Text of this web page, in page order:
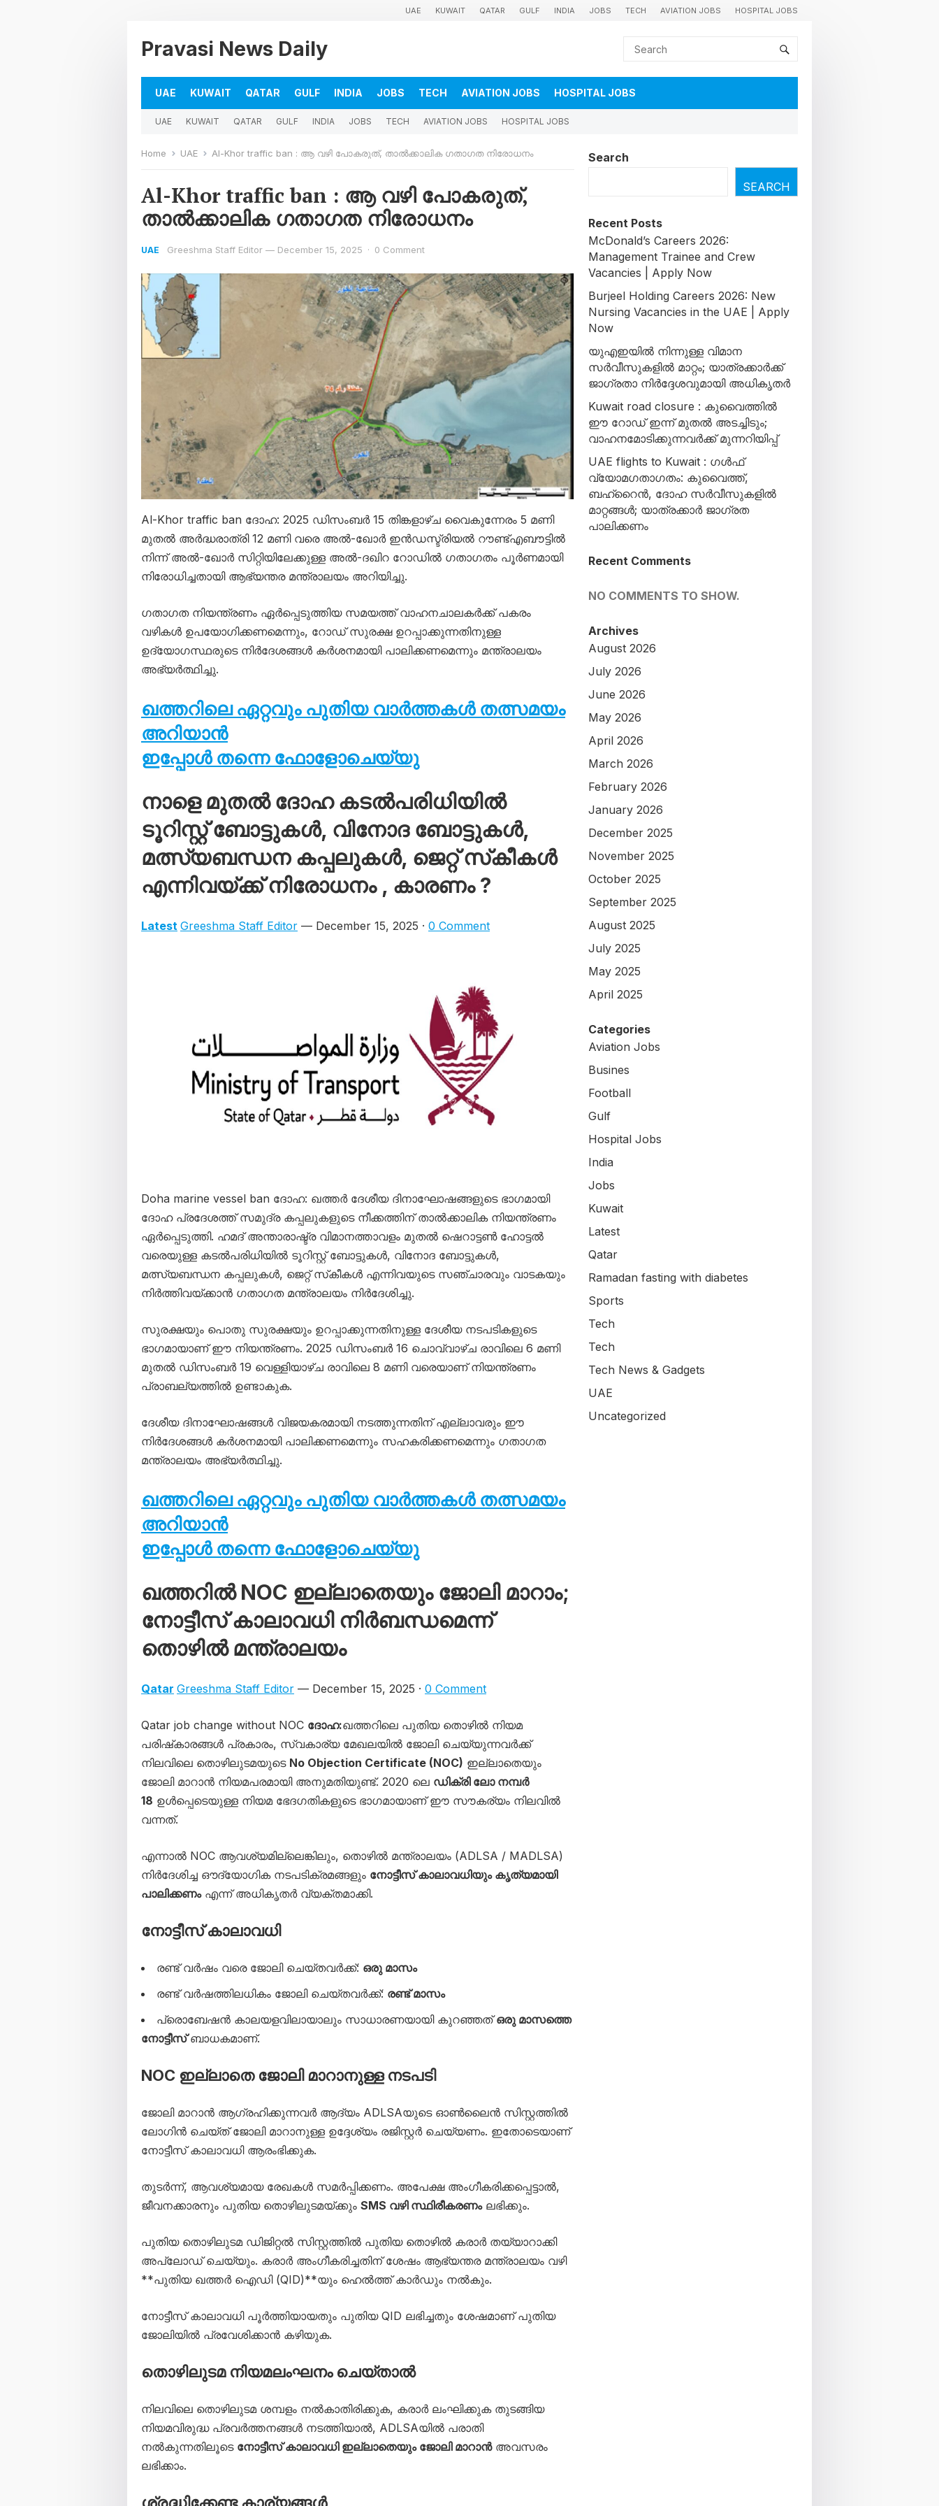
UAE KUWAIT QATAR GULF INDIA JOBS TECH AVIATION JOBS HOSPITAL JOBS
Pravasi News Daily
UAE KUWAIT QATAR GULF INDIA JOBS TECH AVIATION JOBS HOSPITAL JOBS
UAE KUWAIT QATAR GULF INDIA JOBS TECH AVIATION JOBS HOSPITAL JOBS
Home UAE Al-Khor traffic ban : ആ വഴി പോകരുത്, താൽക്കാലിക ഗതാഗത നിരോധനം
Al-Khor traffic ban : ആ വഴി പോകരുത്,
താൽക്കാലിക ഗതാഗത നിരോധനം
UAE Greeshma Staff Editor — December 15, 2025 · 0 Comment
Al-Khor traffic ban ദോഹ: 2025 ഡിസംബർ 15 തിങ്കളാഴ്ച വൈകുന്നേരം 5 മണി
മുതൽ അർദ്ധരാത്രി 12 മണി വരെ അൽ-ഖോർ ഇൻഡസ്ട്രിയൽ റൗണ്ട്എബൗട്ടിൽ
നിന്ന് അൽ-ഖോർ സിറ്റിയിലേക്കുള്ള അൽ-ദഖിറ റോഡിൽ ഗതാഗതം പൂർണമായി
നിരോധിച്ചതായി ആഭ്യന്തര മന്ത്രാലയം അറിയിച്ചു.
ഗതാഗത നിയന്ത്രണം ഏർപ്പെടുത്തിയ സമയത്ത് വാഹനചാലകർക്ക് പകരം
വഴികൾ ഉപയോഗിക്കണമെന്നും, റോഡ് സുരക്ഷ ഉറപ്പാക്കുന്നതിനുള്ള
ഉദ്യോഗസ്ഥരുടെ നിർദേശങ്ങൾ കർശനമായി പാലിക്കണമെന്നും മന്ത്രാലയം
അഭ്യർത്ഥിച്ചു.
ഖത്തറിലെ ഏറ്റവും പുതിയ വാർത്തകൾ തത്സമയം
അറിയാൻ
ഇപ്പോൾ തന്നെ ഫോളോചെയ്യു
നാളെ മുതൽ ദോഹ കടൽപരിധിയിൽ
ടൂറിസ്റ്റ് ബോട്ടുകൾ, വിനോദ ബോട്ടുകൾ,
മത്സ്യബന്ധന കപ്പലുകൾ, ജെറ്റ് സ്‌കീകൾ
എന്നിവയ്ക്ക് നിരോധനം , കാരണം ?
Latest Greeshma Staff Editor — December 15, 2025 · 0 Comment
Doha marine vessel ban ദോഹ: ഖത്തർ ദേശീയ ദിനാഘോഷങ്ങളുടെ ഭാഗമായി
ദോഹ പ്രദേശത്ത് സമുദ്ര കപ്പലുകളുടെ നീക്കത്തിന് താൽക്കാലിക നിയന്ത്രണം
ഏർപ്പെടുത്തി. ഹമദ് അന്താരാഷ്ട്ര വിമാനത്താവളം മുതൽ ഷെറാട്ടൺ ഹോട്ടൽ
വരെയുള്ള കടൽപരിധിയിൽ ടൂറിസ്റ്റ് ബോട്ടുകൾ, വിനോദ ബോട്ടുകൾ,
മത്സ്യബന്ധന കപ്പലുകൾ, ജെറ്റ് സ്‌കീകൾ എന്നിവയുടെ സഞ്ചാരവും വാടകയും
നിർത്തിവയ്ക്കാൻ ഗതാഗത മന്ത്രാലയം നിർദേശിച്ചു.
സുരക്ഷയും പൊതു സുരക്ഷയും ഉറപ്പാക്കുന്നതിനുള്ള ദേശീയ നടപടികളുടെ
ഭാഗമായാണ് ഈ നിയന്ത്രണം. 2025 ഡിസംബർ 16 ചൊവ്വാഴ്ച രാവിലെ 6 മണി
മുതൽ ഡിസംബർ 19 വെള്ളിയാഴ്ച രാവിലെ 8 മണി വരെയാണ് നിയന്ത്രണം
പ്രാബല്യത്തിൽ ഉണ്ടാകുക.
ദേശീയ ദിനാഘോഷങ്ങൾ വിജയകരമായി നടത്തുന്നതിന് എല്ലാവരും ഈ
നിർദേശങ്ങൾ കർശനമായി പാലിക്കണമെന്നും സഹകരിക്കണമെന്നും ഗതാഗത
മന്ത്രാലയം അഭ്യർത്ഥിച്ചു.
ഖത്തറിലെ ഏറ്റവും പുതിയ വാർത്തകൾ തത്സമയം
അറിയാൻ
ഇപ്പോൾ തന്നെ ഫോളോചെയ്യു
ഖത്തറിൽ NOC ഇല്ലാതെയും ജോലി മാറാം;
നോട്ടീസ് കാലാവധി നിർബന്ധമെന്ന്
തൊഴിൽ മന്ത്രാലയം
Qatar Greeshma Staff Editor — December 15, 2025 · 0 Comment
Qatar job change without NOC ദോഹ:ഖത്തറിലെ പുതിയ തൊഴിൽ നിയമ
പരിഷ്‌കാരങ്ങൾ പ്രകാരം, സ്വകാര്യ മേഖലയിൽ ജോലി ചെയ്യുന്നവർക്ക്
നിലവിലെ തൊഴിലുടമയുടെ No Objection Certificate (NOC) ഇല്ലാതെയും
ജോലി മാറാൻ നിയമപരമായി അനുമതിയുണ്ട്. 2020 ലെ ഡിക്രി ലോ നമ്പർ
18 ഉൾപ്പെടെയുള്ള നിയമ ഭേദഗതികളുടെ ഭാഗമായാണ് ഈ സൗകര്യം നിലവിൽ
വന്നത്.
എന്നാൽ NOC ആവശ്യമില്ലെങ്കിലും, തൊഴിൽ മന്ത്രാലയം (ADLSA / MADLSA)
നിർദേശിച്ച ഔദ്യോഗിക നടപടിക്രമങ്ങളും നോട്ടീസ് കാലാവധിയും കൃത്യമായി
പാലിക്കണംഎന്ന് അധികൃതർ വ്യക്തമാക്കി.
നോട്ടീസ് കാലാവധി
രണ്ട് വർഷം വരെ ജോലി ചെയ്തവർക്ക്: ഒരു മാസം
രണ്ട് വർഷത്തിലധികം ജോലി ചെയ്തവർക്ക്: രണ്ട് മാസം
പ്രൊബേഷൻ കാലയളവിലായാലും സാധാരണയായി കുറഞ്ഞത്ഒരു മാസത്തെ
നോട്ടീസ്ബാധകമാണ്.
NOC ഇല്ലാതെ ജോലി മാറാനുള്ള നടപടി
ജോലി മാറാൻ ആഗ്രഹിക്കുന്നവർ ആദ്യം ADLSAയുടെ ഓൺലൈൻ സിസ്റ്റത്തിൽ
ലോഗിൻ ചെയ്ത് ജോലി മാറാനുള്ള ഉദ്ദേശ്യം രജിസ്റ്റർ ചെയ്യണം. ഇതോടെയാണ്
നോട്ടീസ് കാലാവധി ആരംഭിക്കുക.
തുടർന്ന്, ആവശ്യമായ രേഖകൾ സമർപ്പിക്കണം. അപേക്ഷ അംഗീകരിക്കപ്പെട്ടാൽ,
ജീവനക്കാരനും പുതിയ തൊഴിലുടമയ്ക്കും SMS വഴി സ്ഥിരീകരണംലഭിക്കും.
പുതിയ തൊഴിലുടമ ഡിജിറ്റൽ സിസ്റ്റത്തിൽ പുതിയ തൊഴിൽ കരാർ തയ്യാറാക്കി
അപ്‌ലോഡ് ചെയ്യും. കരാർ അംഗീകരിച്ചതിന് ശേഷം ആഭ്യന്തര മന്ത്രാലയം വഴി
**പുതിയ ഖത്തർ ഐഡി (QID)**യും ഹെൽത്ത് കാർഡും നൽകും.
നോട്ടീസ് കാലാവധി പൂർത്തിയായതും പുതിയ QID ലഭിച്ചതും ശേഷമാണ് പുതിയ
ജോലിയിൽ പ്രവേശിക്കാൻ കഴിയുക.
തൊഴിലുടമ നിയമലംഘനം ചെയ്താൽ
നിലവിലെ തൊഴിലുടമ ശമ്പളം നൽകാതിരിക്കുക, കരാർ ലംഘിക്കുക തുടങ്ങിയ
നിയമവിരുദ്ധ പ്രവർത്തനങ്ങൾ നടത്തിയാൽ, ADLSAയിൽ പരാതി
നൽകുന്നതിലൂടെ നോട്ടീസ് കാലാവധി ഇല്ലാതെയും ജോലി മാറാൻഅവസരം
ലഭിക്കാം.
Search
SEARCH
Recent Posts
McDonald’s Careers 2026:
Management Trainee and Crew
Vacancies | Apply Now
Burjeel Holding Careers 2026: New
Nursing Vacancies in the UAE | Apply
Now
യുഎഇയിൽ നിന്നുള്ള വിമാന
സർവീസുകളിൽ മാറ്റം; യാത്രക്കാർക്ക്
ജാഗ്രതാ നിർദ്ദേശവുമായി അധികൃതർ
Kuwait road closure : കുവൈത്തിൽ
ഈ റോഡ് ഇന്ന് മുതൽ അടച്ചിടും;
വാഹനമോടിക്കുന്നവർക്ക് മുന്നറിയിപ്പ്
UAE flights to Kuwait : ഗൾഫ്
വ്യോമഗതാഗതം: കുവൈത്ത്,
ബഹ്റൈൻ, ദോഹ സർവീസുകളിൽ
മാറ്റങ്ങൾ; യാത്രക്കാർ ജാഗ്രത
പാലിക്കണം
Recent Comments
NO COMMENTS TO SHOW.
Archives
August 2026
July 2026
June 2026
May 2026
April 2026
March 2026
February 2026
January 2026
December 2025
November 2025
October 2025
September 2025
August 2025
July 2025
May 2025
April 2025
Categories
Aviation Jobs
Busines
Football
Gulf
Hospital Jobs
India
Jobs
Kuwait
Latest
Qatar
Ramadan fasting with diabetes
Sports
Tech
Tech
Tech News & Gadgets
UAE
Uncategorized